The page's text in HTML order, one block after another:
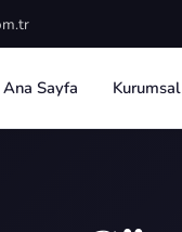
Ana Sayfa Kurumsal